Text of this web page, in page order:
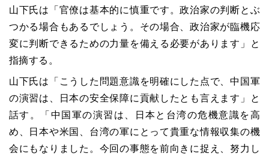
山下氏は「官僚は基本的に慎重です。政治家の判断とぶ
つかる場合もあるでしょう。その場合、政治家が臨機応
変に判断できるための力量を備える必要があります」と
指摘する。
山下氏は「こうした問題意識を明確にした点で、中国軍
の演習は、日本の安全保障に貢献したとも言えます」と
話す。「中国軍の演習は、日本と台湾の危機意識を高
め、日本や米国、台湾の軍にとって貴重な情報収集の機
会にもなりました。今回の事態を前向きに捉え、努力し